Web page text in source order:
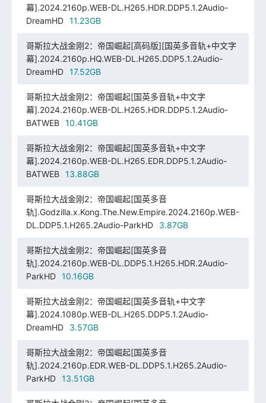
幕].2024.2160p.WEB-DL.H265.HDR.DDP5.1.2Audio-
DreamHD
11.23GB
哥斯拉大战金刚2：帝国崛起[高码版][国英多音轨+中文字
幕].2024.2160p.HQ.WEB-DL.H265.DDP5.1.2Audio-
DreamHD
17.52GB
哥斯拉大战金刚2：帝国崛起[国英多音轨+中文字
幕].2024.2160p.WEB-DL.H265.HDR.DDP5.1.2Audio-
BATWEB
10.41GB
哥斯拉大战金刚2：帝国崛起[国英多音轨+中文字
幕].2024.2160p.WEB-DL.H265.EDR.DDP5.1.2Audio-
BATWEB
13.88GB
哥斯拉大战金刚2：帝国崛起[国英多音
轨].Godzilla.x.Kong.The.New.Empire.2024.2160p.WEB-
DL.DDP5.1.H265.2Audio-ParkHD
3.87GB
哥斯拉大战金刚2：帝国崛起[国英多音
轨].2024.2160p.WEB-DL.DDP5.1.H265.HDR.2Audio-
ParkHD
10.16GB
哥斯拉大战金刚2：帝国崛起[国英多音轨+中文字
幕].2024.1080p.WEB-DL.H265.DDP5.1.2Audio-
DreamHD
3.57GB
哥斯拉大战金刚2：帝国崛起[国英多音
轨].2024.2160p.EDR.WEB-DL.DDP5.1.H265.2Audio-
ParkHD
13.51GB